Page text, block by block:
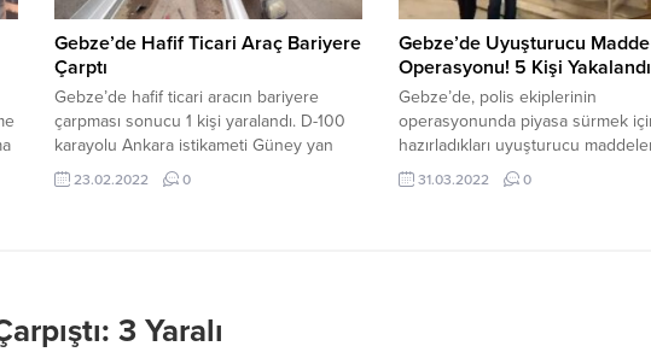
Gebze’de Hafif Ticari Araç Bariyere
Çarptı
Gebze’de hafif ticari aracın bariyere
çarpması sonucu 1 kişi yaralandı. D-100
karayolu Ankara istikameti Güney yan
yolda seyreden S.A. idaresindeki 20 K
8783 plakalı hafif ticari araç, Barış
23.02.2022 0
Gebze’de Uyuşturucu Madde
Operasyonu! 5 Kişi Yakalandı
Gebze’de, polis ekiplerinin
operasyonunda piyasa sürmek
hazırladıkları uyuşturucu
yakalanan 4 kişi tutuklandı. Edinilen
bilgiye göre, Gebze ilçesinde
31.03.2022 0
3 Yaralı